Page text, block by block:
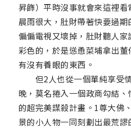
昇飾）平時沒事就會來這裡
晨雨很大，肚財帶著快要過期
偏偏電視又壞掉，肚財聽人
彩色的，於是慫恿菜埔拿出
有沒有養眼的東西。
但2人也從一個單純享受
晚，莫名捲入一個政商勾結
的超完美謀殺計畫。1尊大佛
景的小人物一同刻劃出最荒